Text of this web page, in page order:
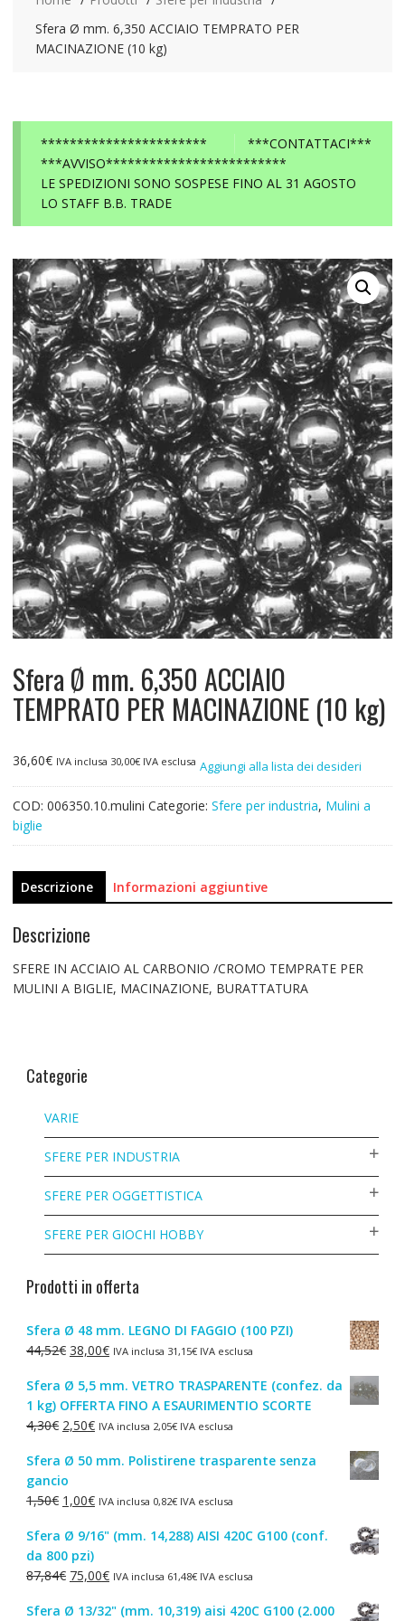
Sfera Ø mm. 6,350 ACCIAIO TEMPRATO PER
MACINAZIONE (10 kg)
***CONTATTACI***
***********************
***AVVISO*************************
LE SPEDIZIONI SONO SOSPESE FINO AL 31 AGOSTO
LO STAFF B.B. TRADE
Sfera Ø mm. 6,350 ACCIAIO
TEMPRATO PER MACINAZIONE (10 kg)
36,60€ IVA inclusa 30,00€IVA esclusa Aggiungi alla lista dei desideri
COD: 006350.10.mulini Categorie: Sfere per industria, Mulini a
biglie
Descrizione Informazioni aggiuntive
Descrizione
SFERE IN ACCIAIO AL CARBONIO /CROMO TEMPRATE PER
MULINI A BIGLIE, MACINAZIONE, BURATTATURA
Categorie
VARIE
SFERE PER INDUSTRIA
SFERE PER OGGETTISTICA
SFERE PER GIOCHI HOBBY
Prodotti in offerta
Sfera Ø 48 mm. LEGNO DI FAGGIO (100 PZI)
44,52€ Il
originale
era:
44,52€.
38,00€Il
attuale
è:
38,00€.
IVA inclusa 31,15€IVA esclusa
Sfera Ø 5,5 mm. VETRO TRASPARENTE (confez. da
1 kg) OFFERTA FINO A ESAURIMENTIO SCORTE
4,30€ Il
originale
era:
4,30€.
2,50€Il
attuale
2,50€.
IVA inclusa 2,05€IVA esclusa
Sfera Ø 50 mm. Polistirene trasparente senza
gancio
1,50€ Il
originale
era:
1,50€.
1,00€Il
attuale
è:
1,00€.
IVA inclusa 0,82€IVA esclusa
Sfera Ø 9/16" (mm. 14,288) AISI 420C G100 (conf.
da 800 pzi)
87,84€ Il
originale
75,00€Il
attuale
IVA inclusa 61,48€IVA esclusa
Sfera Ø 13/32" (mm. 10,319) aisi 420C G100 (2.000